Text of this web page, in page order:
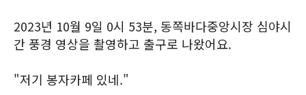
2023년 10월 9일 0시 53분, 동쪽바다중앙시장 심야시
간 풍경 영상을 촬영하고 출구로 나왔어요.
"저기 봉자카페 있네."